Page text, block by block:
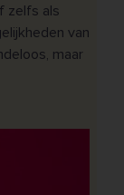
zelfs als
van
maar